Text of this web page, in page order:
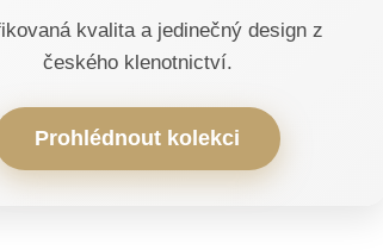
kvalita a jedinečný design z
českého klenotnictví.
Prohlédnout kolekci